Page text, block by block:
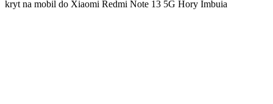
kryt na mobil do Xiaomi Redmi Note 13 5G Hory Imbuia